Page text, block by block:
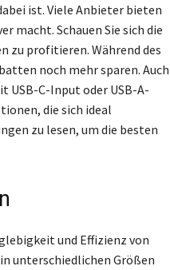
ist. Viele Anbieter bieten
macht. Schauen Sie sich die
zu profitieren. Während des
noch mehr sparen. Auch
USB-C-Input oder USB-A-
die sich ideal
zu lesen, um die besten
und Effizienz von
unterschiedlichen Größen